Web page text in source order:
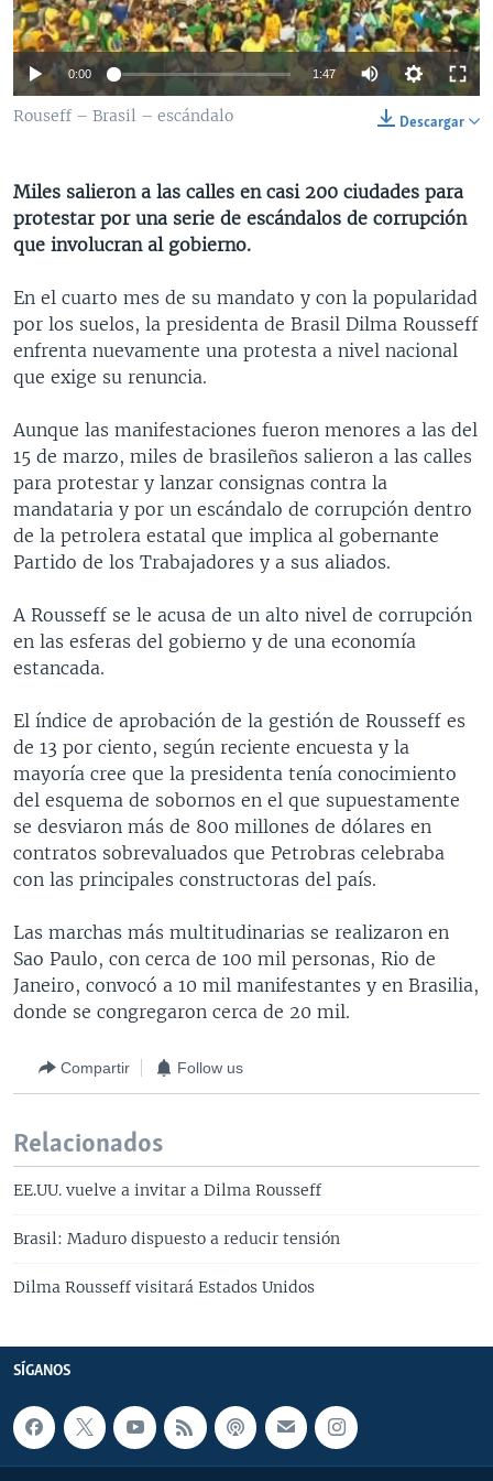
VENEZUELA
BRASIL
NICARAGUA
ECONOMÍA
ENTRETENIMIENTO Y CULTURA
TECNOLOGÍA
MULTIMEDIA
VIDEOS
FOTOGRAFÍA
PROGRAMAS TV
EL MUNDO AL DÍA
LAS CLAVES
PANORAMA
RADIO
BUENOS DÍAS AMÉRICA
ESTADOS UNIDOS AL DÍA
EL MUNDO AL DÍA [RADIO]
FORO [RADIO]
DEPORTIVO INTERNACIONAL
ENTRETENIMIENTO
Learning English
SÍGANOS
0:00 1:47
Descargar
Rouseff – Brasil – escándalo
Miles salieron a las calles en casi 200 ciudades para
protestar por una serie de escándalos de corrupción
que involucran al gobierno.
En el cuarto mes de su mandato y con la popularidad
por los suelos, la presidenta de Brasil Dilma Rousseff
enfrenta nuevamente una protesta a nivel nacional
que exige su renuncia.
Aunque las manifestaciones fueron menores a las del
15 de marzo, miles de brasileños salieron a las calles
para protestar y lanzar consignas contra la
mandataria y por un escándalo de corrupción dentro
de la petrolera estatal que implica al gobernante
Partido de los Trabajadores y a sus aliados.
A Rousseff se le acusa de un alto nivel de corrupción
en las esferas del gobierno y de una economía
estancada.
El índice de aprobación de la gestión de Rousseff es
de 13 por ciento, según reciente encuesta y la
mayoría cree que la presidenta tenía conocimiento
del esquema de sobornos en el que supuestamente
se desviaron más de 800 millones de dólares en
contratos sobrevaluados que Petrobras celebraba
con las principales constructoras del país.
Las marchas más multitudinarias se realizaron en
Sao Paulo, con cerca de 100 mil personas, Rio de
Janeiro, convocó a 10 mil manifestantes y en Brasilia,
donde se congregaron cerca de 20 mil.
Compartir Follow us
Relacionados
EE.UU. vuelve a invitar a Dilma Rousseff
Brasil: Maduro dispuesto a reducir tensión
Dilma Rousseff visitará Estados Unidos
SÍGANOS